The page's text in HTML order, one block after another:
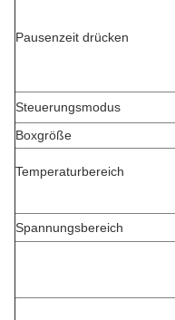
Pausenzeit drücken
Steuerungsmodus
Boxgröße
Temperaturbereich
Spannungsbereich